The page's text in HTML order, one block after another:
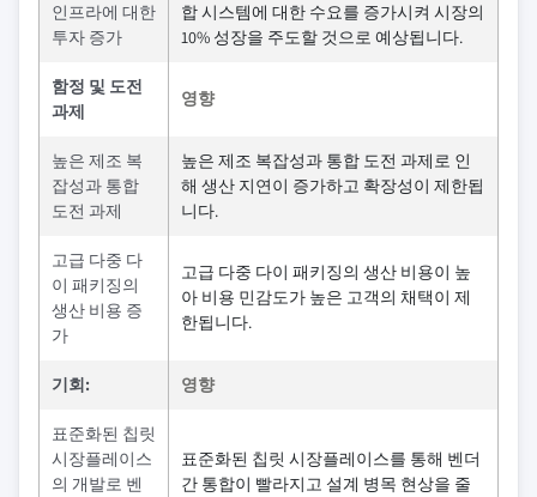
인프라에 대한
투자 증가
합 시스템에 대한 수요를 증가시켜 시장의
10% 성장을 주도할 것으로 예상됩니다.
함정 및 도전
과제
영향
높은 제조 복
잡성과 통합
도전 과제
높은 제조 복잡성과 통합 도전 과제로 인
해 생산 지연이 증가하고 확장성이 제한됩
니다.
고급 다중 다
이 패키징의
생산 비용 증
가
고급 다중 다이 패키징의 생산 비용이 높
아 비용 민감도가 높은 고객의 채택이 제
한됩니다.
기회: 영향
표준화된 칩릿
시장플레이스
의 개발로 벤
표준화된 칩릿 시장플레이스를 통해 벤더
간 통합이 빨라지고 설계 병목 현상을 줄